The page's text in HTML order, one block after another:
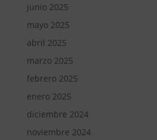
junio 2025
mayo 2025
abril 2025
marzo 2025
febrero 2025
enero 2025
diciembre 2024
noviembre 2024